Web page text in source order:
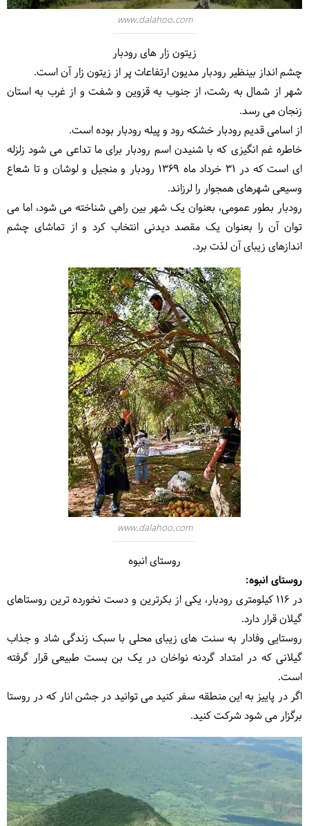
www.dalahoo.com
زیتون زار های رودبار
چشم انداز بینظیر رودبار مدیون ارتفاعات پر از زیتون زار آن است.
شهر از شمال به رشت، از جنوب به قزوین و شفت و از غرب به استان
زنجان می رسد.
از اسامی قدیم رودبار خشکه رود و پیله رودبار بوده است.
خاطره غم انگیزی که با شنیدن اسم رودبار برای ما تداعی می شود زلزله
ای است که در 31 خرداد ماه 1369 رودبار و منجیل و لوشان و تا شعاع
وسیعی شهرهای همجوار را لرزاند.
رودبار بطور عمومی، بعنوان یک شهر بین راهی شناخته می شود، اما می
توان آن را بعنوان یک مقصد دیدنی انتخاب کرد و از تماشای چشم
اندازهای زیبای آن لذت برد.
www.dalahoo.com
روستای انبوه
روستای انبوه:
در 116 کیلومتری رودبار، یکی از بکرترین و دست نخورده ترین روستاهای
گیلان قرار دارد.
روستایی وفادار به سنت های زیبای محلی با سبک زندگی شاد و جذاب
گیلانی که در امتداد گردنه نواخان در یک بن بست طبیعی قرار گرفته
است.
اگر در پاییز به این منطقه سفر کنید می توانید در جشن انار که در روستا
برگزار می شود شرکت کنید.